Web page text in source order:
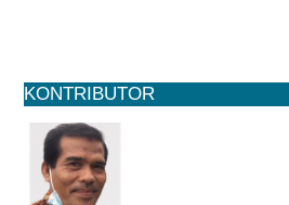
KONTRIBUTOR